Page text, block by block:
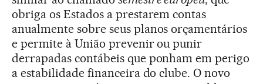
obriga os Estados a prestarem contas
anualmente sobre seus planos orçamentários
e permite à União prevenir ou punir
derrapadas contábeis que ponham em perigo
a estabilidade financeira do clube. O novo